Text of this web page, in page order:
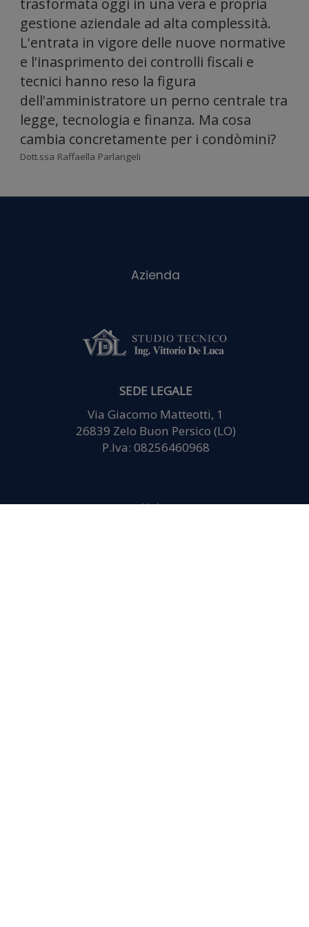
gestione aziendale ad alta complessità.
L'entrata in vigore delle nuove normative
e l'inasprimento dei controlli fiscali e
tecnici hanno reso la figura
dell'amministratore un perno centrale tra
legge, tecnologia e finanza. Ma cosa
cambia concretamente per i condòmini?
Dott.ssa Raffaella Parlangeli
SEDE LEGALE
Via Giacomo Matteotti, 1
26839 Zelo Buon Persico (LO)
P.Iva: 08256460968
utilizzo del
nostro sito
con i nostri
occupano di
analisi web,
pubblicità e
social media,
i quali